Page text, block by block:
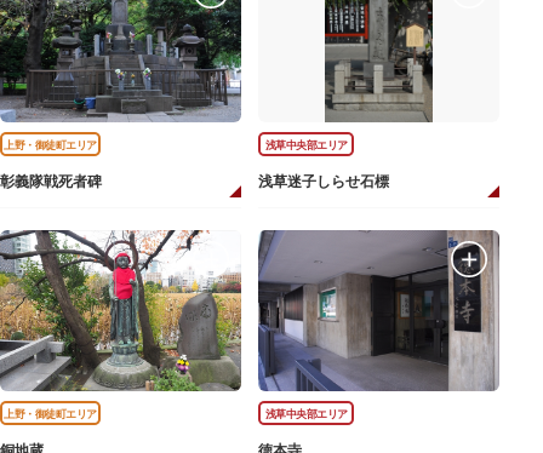
上野・御徒町エリア
彰義隊戦死者碑
浅草中央部エリア
浅草迷子しらせ石標
上野・御徒町エリア 浅草中央部エリア